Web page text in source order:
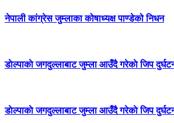
नेपाली कांग्रेस जुम्लाका कोषाध्यक्ष पाण्डेको निधन
डाेल्पाकाे जगदुल्लाबाट जुम्ला आउँदै गरेकाे जिप
डाेल्पाकाे जगदुल्लाबाट जुम्ला आउँदै गरेकाे जिप